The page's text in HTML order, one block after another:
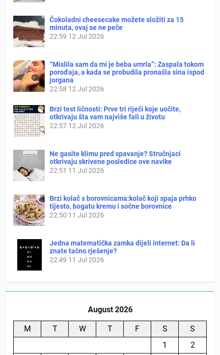
Čokoladni cheesecake možete složiti za 15
minuta, ovaj se ne peče
22:59 12 Jul 2026
“Mislila sam da mi je beba umrla”: Zaspala tokom
porođaja, a kada se probudila pronašla sina ispod
jorgana
22:58 12 Jul 2026
Brzi test ličnosti: Prve tri riječi koje uočite,
otkrivaju šta vam najviše fali u životu
22:57 12 Jul 2026
Ne gasite klimu pred spavanje? Stručnjaci
otkrivaju skrivene posledice ove navike
22:51 11 Jul 2026
Brzi kolač s borovnicama:kolač koji spaja prhko
tijesto, bogatu kremu i sočne borovnice
22:50 11 Jul 2026
Jedna matematička zamka dijeli internet: Da li
znate tačno rješenje?
22:49 11 Jul 2026
August 2026
M T W T F S
S
1
2